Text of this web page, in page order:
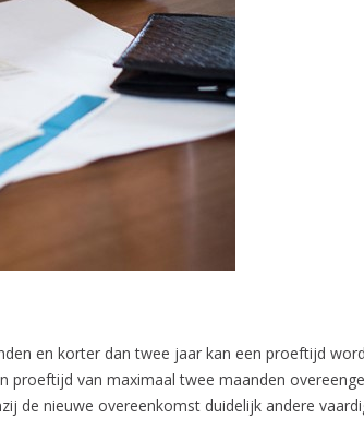
en korter dan twee jaar kan een proeftijd
proeftijd van maximaal twee maanden
de nieuwe overeenkomst duidelijk andere